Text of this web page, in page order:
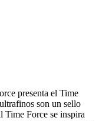
presenta el Time
son un sello
Time Force se inspira